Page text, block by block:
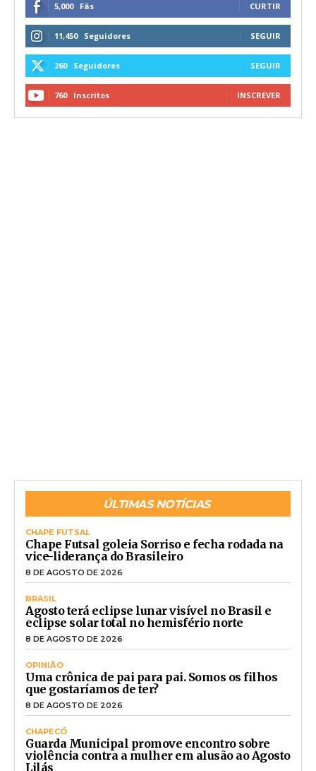
5,000 Fãs CURTIR
11,450 Seguidores SEGUIR
260 Seguidores SEGUIR
760 Inscritos INSCREVER
ÚLTIMAS NOTÍCIAS
CHAPE FUTSAL
Chape Futsal goleia Sorriso e fecha rodada na
vice-liderança do Brasileiro
8 DE AGOSTO DE 2026
BRASIL
Agosto terá eclipse lunar visível no Brasil e
eclipse solar total no hemisfério norte
8 DE AGOSTO DE 2026
OPINIÃO
Uma crônica de pai para pai. Somos os filhos
que gostaríamos de ter?
8 DE AGOSTO DE 2026
CHAPECÓ
Guarda Municipal promove encontro sobre
violência contra a mulher em alusão ao Agosto
Lilás